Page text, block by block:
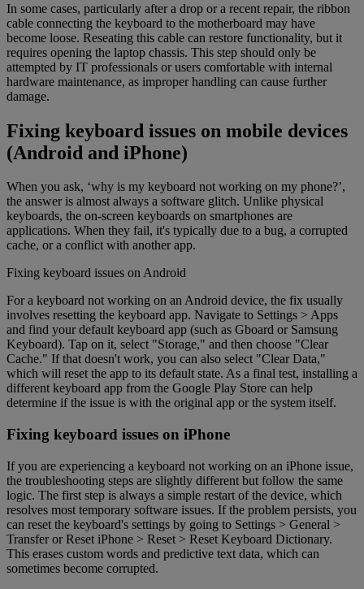
In some cases, particularly after a drop or a recent repair, the ribbon
cable connecting the keyboard to the motherboard may have
become loose. Reseating this cable can restore functionality, but it
requires opening the laptop chassis. This step should only be
attempted by IT professionals or users comfortable with internal
hardware maintenance, as improper handling can cause further
damage.
Fixing keyboard issues on mobile devices
(Android and iPhone)
When you ask, ‘why is my keyboard not working on my phone?’,
the answer is almost always a software glitch. Unlike physical
keyboards, the on-screen keyboards on smartphones are
applications. When they fail, it's typically due to a bug, a corrupted
cache, or a conflict with another app.
Fixing keyboard issues on Android
For a keyboard not working on an Android device, the fix usually
involves resetting the keyboard app. Navigate to Settings > Apps
and find your default keyboard app (such as Gboard or Samsung
Keyboard). Tap on it, select "Storage," and then choose "Clear
Cache." If that doesn't work, you can also select "Clear Data,"
which will reset the app to its default state. As a final test, installing a
different keyboard app from the Google Play Store can help
determine if the issue is with the original app or the system itself.
Fixing keyboard issues on iPhone
If you are experiencing a keyboard not working on an iPhone issue,
the troubleshooting steps are slightly different but follow the same
logic. The first step is always a simple restart of the device, which
resolves most temporary software issues. If the problem persists, you
can reset the keyboard's settings by going to Settings > General >
Transfer or Reset iPhone > Reset > Reset Keyboard Dictionary.
This erases custom words and predictive text data, which can
sometimes become corrupted.